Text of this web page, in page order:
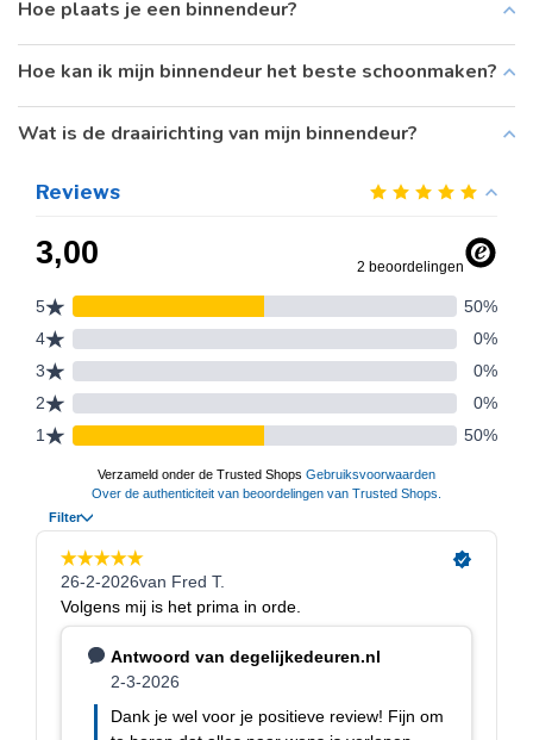
Hoe plaats je een binnendeur?
Hoe kan ik mijn binnendeur het beste schoonmaken?
Wat is de draairichting van mijn binnendeur?
Reviews